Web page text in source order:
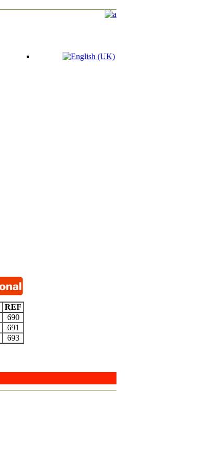
REF
690
691
693